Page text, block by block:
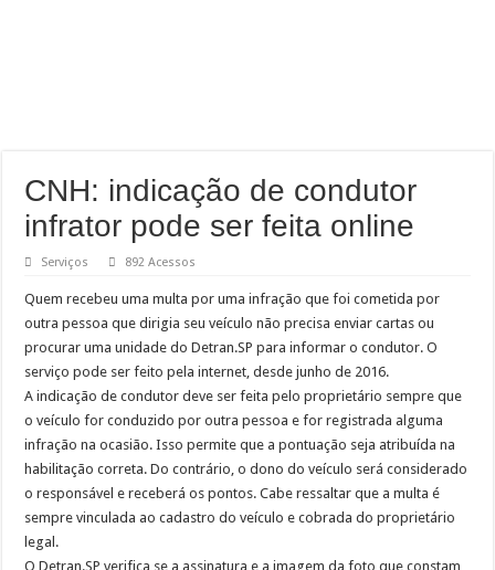
CNH: indicação de condutor
infrator pode ser feita online
Serviços 892 Acessos
Quem recebeu uma multa por uma infração que foi cometida por
outra pessoa que dirigia seu veículo não precisa enviar cartas ou
procurar uma unidade do Detran.SP para informar o condutor. O
serviço pode ser feito pela internet, desde junho de 2016.
A indicação de condutor deve ser feita pelo proprietário sempre que
o veículo for conduzido por outra pessoa e for registrada alguma
infração na ocasião. Isso permite que a pontuação seja atribuída na
habilitação correta. Do contrário, o dono do veículo será considerado
o responsável e receberá os pontos. Cabe ressaltar que a multa é
sempre vinculada ao cadastro do veículo e cobrada do proprietário
legal.
O Detran.SP verifica se a assinatura e a imagem da foto que constam